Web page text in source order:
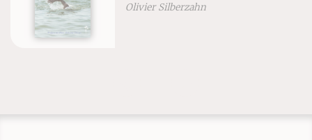
Olivier Silberzahn